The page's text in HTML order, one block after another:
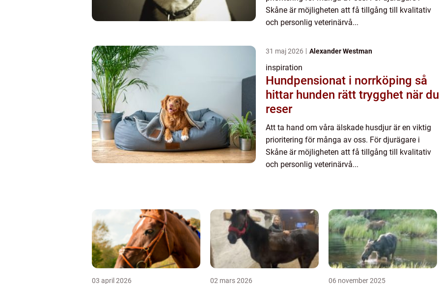
Skåne är möjligheten att få tillgång till kvalitativ
och personlig veterinärvå...
31 maj 2026 Alexander Westman
inspiration
Hundpensionat i norrköping så
hittar hunden rätt trygghet när du
reser
Att ta hand om våra älskade husdjur är en viktig
prioritering för många av oss. För djurägare i
Skåne är möjligheten att få tillgång till kvalitativ
och personlig veterinärvå...
03 april 2026 02 mars 2026 06 november 2025